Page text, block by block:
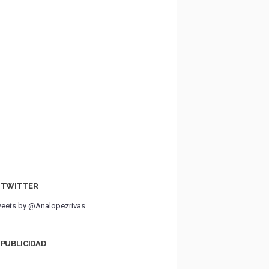
TWITTER
by @Analopezrivas
PUBLICIDAD